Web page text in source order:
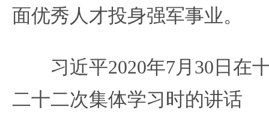
面优秀人才投身强军事业。
习近平2020年7月30日在
二十二次集体学习时的讲话